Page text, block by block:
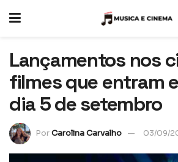
Lançamentos nos
filmes que entram
dia 5 de setembro
PorCarolina Carvalho 03/09/